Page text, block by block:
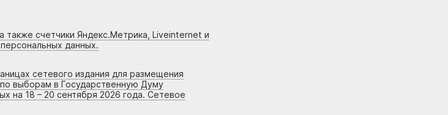
также счетчики Яндекс.Метрика, Liveinternet и
данных.
сетевого издания для размещения
выборам в Государственную Думу
на 18 – 20 сентября 2026 года. Сетевое